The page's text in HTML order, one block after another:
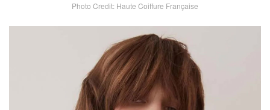
Photo Credit: Haute Coiffure Française